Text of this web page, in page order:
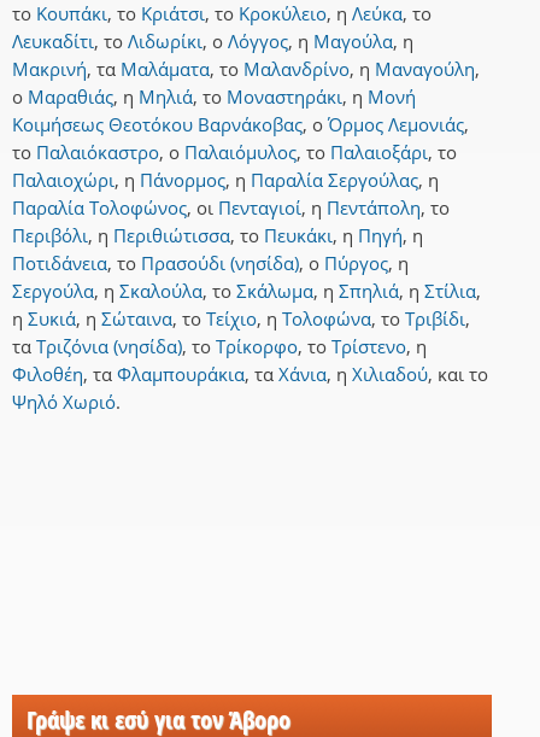
το Κουπάκι, το Κριάτσι, το Κροκύλειο, η Λεύκα, το
Λευκαδίτι, το Λιδωρίκι, ο Λόγγος, η Μαγούλα, η
Μακρινή, τα Μαλάματα, το Μαλανδρίνο, η Μαναγούλη,
ο Μαραθιάς, η Μηλιά, το Μοναστηράκι, η Μονή
Κοιμήσεως Θεοτόκου Βαρνάκοβας, ο Όρμος Λεμονιάς,
το Παλαιόκαστρο, ο Παλαιόμυλος, το Παλαιοξάρι, το
Παλαιοχώρι, η Πάνορμος, η Παραλία Σεργούλας, η
Παραλία Τολοφώνος, οι Πενταγιοί, η Πεντάπολη, το
Περιβόλι, η Περιθιώτισσα, το Πευκάκι, η Πηγή, η
Ποτιδάνεια, το Πρασούδι (νησίδα), ο Πύργος, η
Σεργούλα, η Σκαλούλα, το Σκάλωμα, η Σπηλιά, η Στίλια,
η Συκιά, η Σώταινα, το Τείχιο, η Τολοφώνα, το Τριβίδι,
τα Τριζόνια (νησίδα), το Τρίκορφο, το Τρίστενο, η
Φιλοθέη, τα Φλαμπουράκια, τα Χάνια, η Χιλιαδού, και το
Ψηλό Χωριό.
Γράψε κι εσύ για τον Άβορο